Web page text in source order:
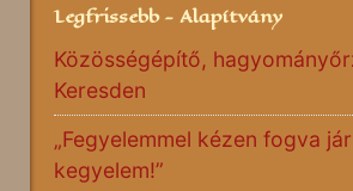
Legfrissebb - Alapítvány
Közösségépítő,
Keresden
„Fegyelemmel kézen fogva
kegyelem!”